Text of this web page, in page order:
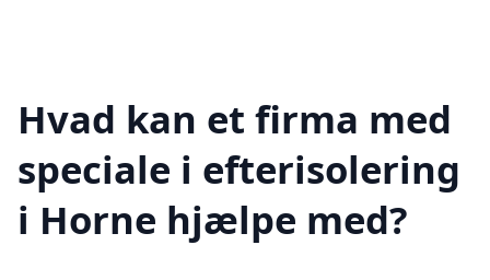
Hvad kan et firma med
speciale i efterisolering
i Horne hjælpe med?